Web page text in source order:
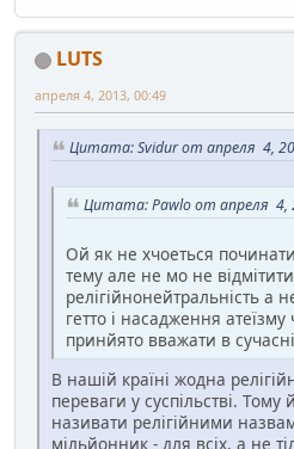
LUTS
апреля 4, 2013, 00:49
Цитата: Svidur от апреля 4,
Цитата: Pawlo от апреля 4,
Ой як не хчоеться
тему але не мо не
релігійнонейтральність а
гетто і насадження
принйято вважати в
В нашій країні жодна
переваги у суспільстві. Тому
називати релігійними
мільйонник - для всіх, а не